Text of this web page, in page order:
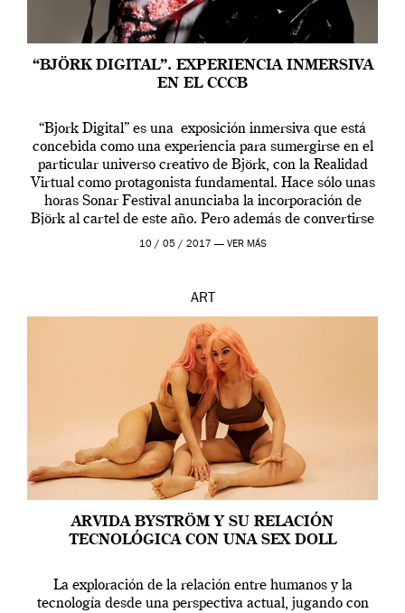
“BJÖRK DIGITAL”. EXPERIENCIA INMERSIVA
EN EL CCCB
“Bjork Digital” es una exposición inmersiva que está
concebida como una experiencia para sumergirse en el
particular universo creativo de Björk, con la Realidad
Virtual como protagonista fundamental. Hace sólo unas
horas Sonar Festival anunciaba la incorporación de
Björk al cartel de este año. Pero además de convertirse
en una de las actuaciones más relevantes […]
10 / 05 / 2017 — VER MÁS
ART
ARVIDA BYSTRÖM Y SU RELACIÓN
TECNOLÓGICA CON UNA SEX DOLL
La exploración de la relación entre humanos y la
tecnología desde una perspectiva actual, jugando con